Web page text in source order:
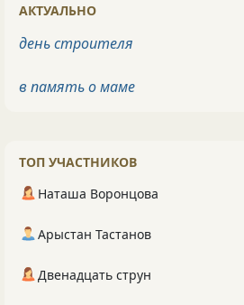
АКТУАЛЬНО
день строителя
в память о маме
ТОП УЧАСТНИКОВ
Наташа Воронцова
Арыстан Тастанов
Двенадцать струн